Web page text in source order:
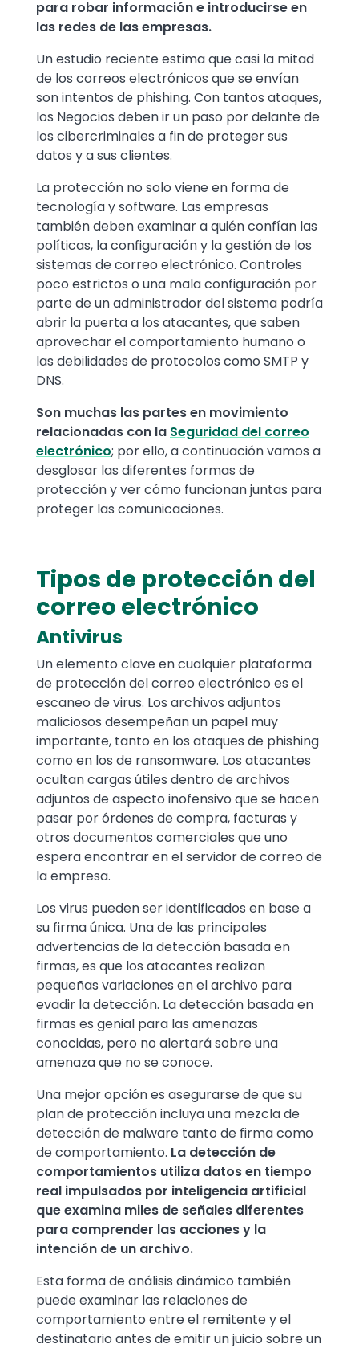
para robar información e introducirse en
las redes de las empresas.
Un estudio reciente estima que casi la mitad
de los correos electrónicos que se envían
son intentos de phishing. Con tantos ataques,
los Negocios deben ir un paso por delante de
los cibercriminales a fin de proteger sus
datos y a sus clientes.
La protección no solo viene en forma de
tecnología y software. Las empresas
también deben examinar a quién confían las
políticas, la configuración y la gestión de los
sistemas de correo electrónico. Controles
poco estrictos o una mala configuración por
parte de un administrador del sistema podría
abrir la puerta a los atacantes, que saben
aprovechar el comportamiento humano o
las debilidades de protocolos como SMTP y
DNS.
Son muchas las partes en movimiento
relacionadas con la Seguridad del correo
electrónico; por ello, a continuación vamos a
desglosar las diferentes formas de
protección y ver cómo funcionan juntas para
proteger las comunicaciones.
Tipos de protección del
correo electrónico
Antivirus
Un elemento clave en cualquier plataforma
de protección del correo electrónico es el
escaneo de virus. Los archivos adjuntos
maliciosos desempeñan un papel muy
importante, tanto en los ataques de phishing
como en los de ransomware. Los atacantes
ocultan cargas útiles dentro de archivos
adjuntos de aspecto inofensivo que se hacen
pasar por órdenes de compra, facturas y
otros documentos comerciales que uno
espera encontrar en el servidor de correo de
la empresa.
Los virus pueden ser identificados en base a
su firma única. Una de las principales
advertencias de la detección basada en
firmas, es que los atacantes realizan
pequeñas variaciones en el archivo para
evadir la detección. La detección basada en
firmas es genial para las amenazas
conocidas, pero no alertará sobre una
amenaza que no se conoce.
Una mejor opción es asegurarse de que su
plan de protección incluya una mezcla de
detección de malware tanto de firma como
de comportamiento. La detección de
comportamientos utiliza datos en tiempo
real impulsados por inteligencia artificial
que examina miles de señales diferentes
para comprender las acciones y la
intención de un archivo.
Esta forma de análisis dinámico también
puede examinar las relaciones de
comportamiento entre el remitente y el
destinatario antes de emitir un juicio sobre un